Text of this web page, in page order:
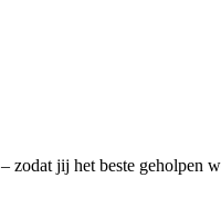
– zodat jij het beste geholpen